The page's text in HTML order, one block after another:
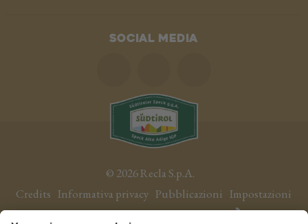
I reparti di Recla
Lavora con noi
Chi siamo
Qualità
SOCIAL MEDIA
© 2026Recla S.p.A.
Credits Informativa privacy Pubblicazioni Impostazioni
cookie Sitemap produced by